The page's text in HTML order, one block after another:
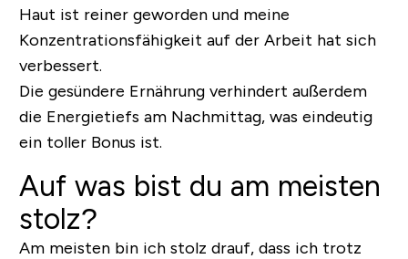
Haut ist reiner geworden und meine
Konzentrationsfähigkeit auf der Arbeit hat sich
verbessert.
Die gesündere Ernährung verhindert außerdem
die Energietiefs am Nachmittag, was eindeutig
ein toller Bonus ist.
Auf was bist du am meisten
stolz?
Am meisten bin ich stolz drauf, dass ich trotz